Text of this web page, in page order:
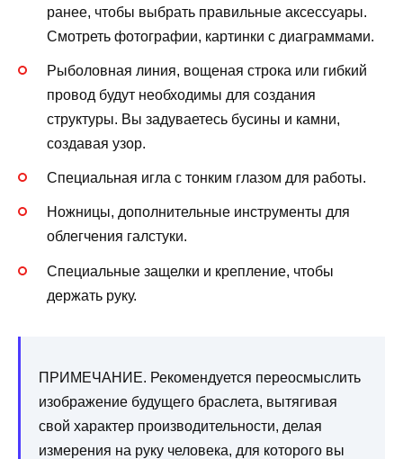
ранее, чтобы выбрать правильные аксессуары.
Смотреть фотографии, картинки с диаграммами.
Рыболовная линия, вощеная строка или гибкий
провод будут необходимы для создания
структуры. Вы задуваетесь бусины и камни,
создавая узор.
Специальная игла с тонким глазом для работы.
Ножницы, дополнительные инструменты для
облегчения галстуки.
Специальные защелки и крепление, чтобы
держать руку.
ПРИМЕЧАНИЕ. Рекомендуется переосмыслить
изображение будущего браслета, вытягивая
свой характер производительности, делая
измерения на руку человека, для которого вы